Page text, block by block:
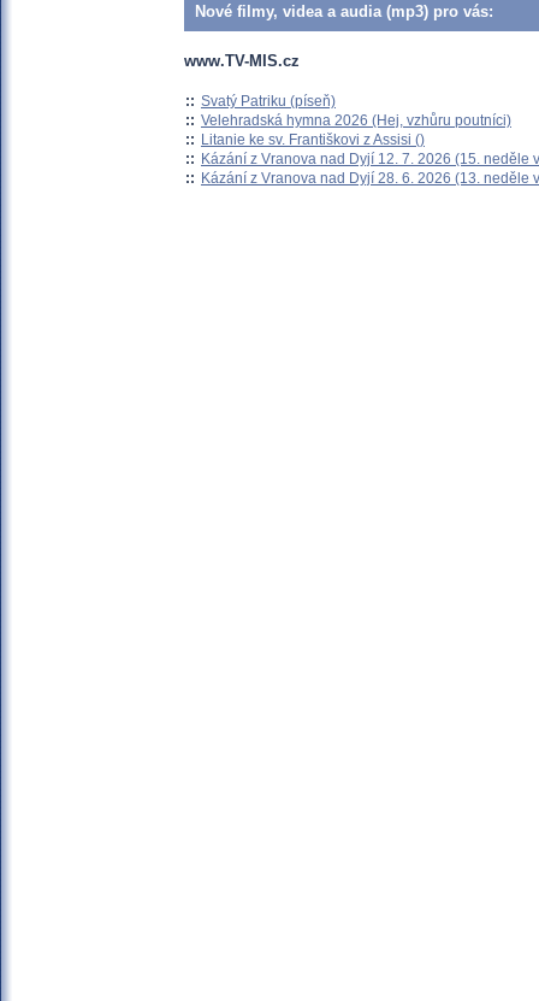
Nové filmy, videa a audia (mp3) pro vás:
www.TV-MIS.cz
:: Svatý Patriku (píseň)
:: Velehradská hymna 2026 (Hej, vzhůru poutníci)
:: Litanie ke sv. Františkovi z Assisi ()
:: Kázání z Vranova nad Dyjí 12. 7. 2026 (15. neděle
:: Kázání z Vranova nad Dyjí 28. 6. 2026 (13. neděle